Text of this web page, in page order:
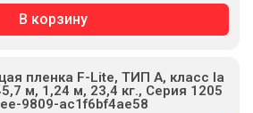
В корзину
пленка F-Lite, ТИП А, класс Ia
м, 1,24 м, 23,4 кг., Серия 1205
9809-ac1f6bf4ae58